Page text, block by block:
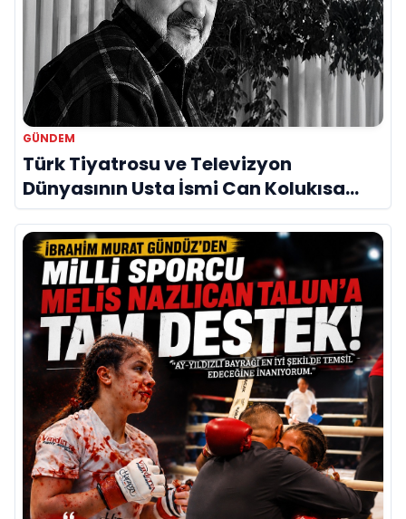
GÜNDEM
Türk Tiyatrosu ve Televizyon
Dünyasının Usta İsmi Can Kolukısa
Hayatını Kaybetti